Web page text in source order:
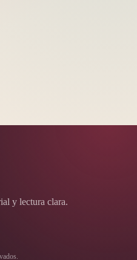
y lectura clara.